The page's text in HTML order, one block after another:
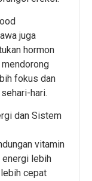
juga
hormon
fokus dan
hari.
dan Sistem
vitamin
energi lebih
cepat